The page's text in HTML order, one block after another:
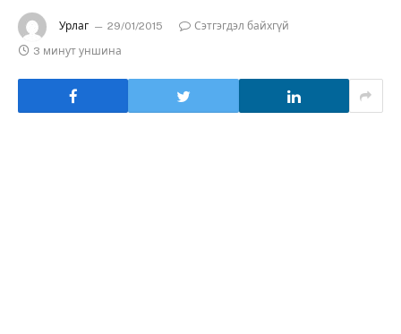
Урлаг 29/01/2015
Сэтгэгдэл байхгүй
3 минут уншина